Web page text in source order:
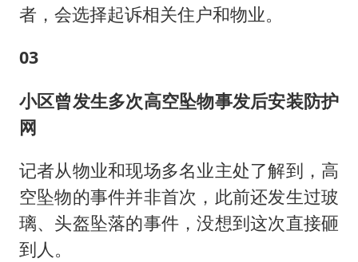
者，会选择起诉相关住户和物业。
03
小区曾发生多次高空坠物事发后安装防护
网
记者从物业和现场多名业主处了解到，高
空坠物的事件并非首次，此前还发生过玻
璃、头盔坠落的事件，没想到这次直接砸
到人。